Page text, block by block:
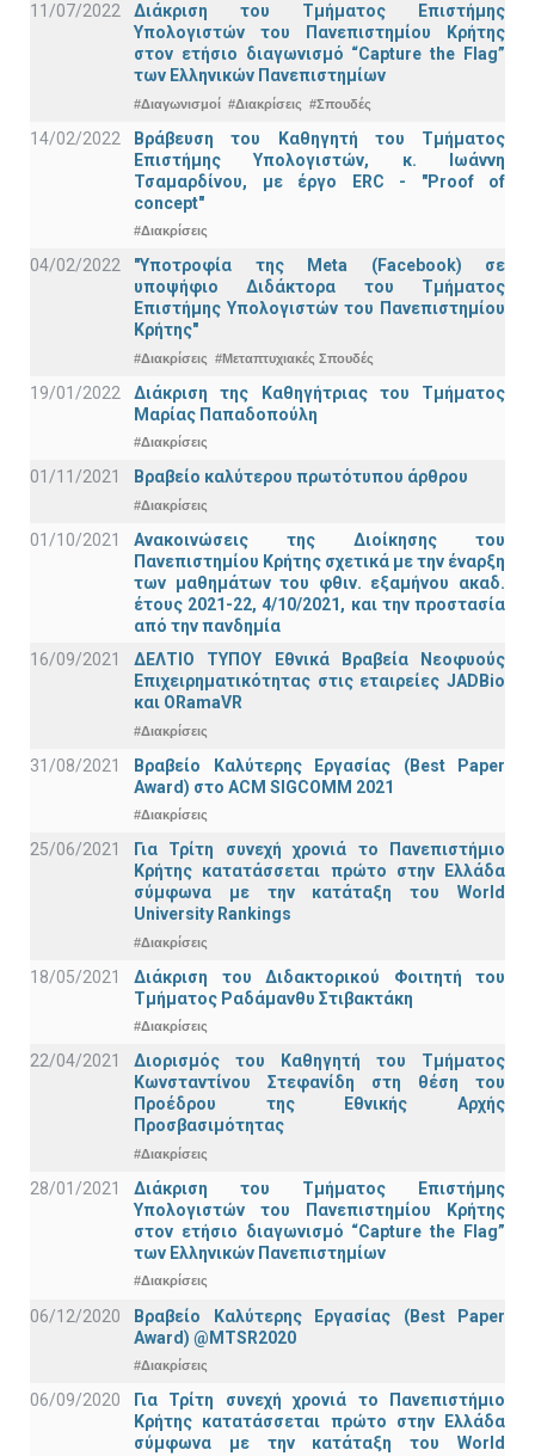
11/07/2022
Διάκριση του Τμήματος Επιστήμης
Υπολογιστών του Πανεπιστημίου Κρήτης
στον ετήσιο διαγωνισμό “Capture the Flag”
των Ελληνικών Πανεπιστημίων
#Διαγωνισμοί #Διακρίσεις #Σπουδές
14/02/2022
Βράβευση του Καθηγητή του Τμήματος
Επιστήμης Υπολογιστών, κ. Ιωάννη
Τσαμαρδίνου, με έργο ERC - "Proof of
concept"
#Διακρίσεις
04/02/2022
"Υποτροφία της Meta (Facebook) σε
υποψήφιο Διδάκτορα του Τμήματος
Επιστήμης Υπολογιστών του Πανεπιστημίου
Κρήτης"
#Διακρίσεις #Μεταπτυχιακές Σπουδές
19/01/2022
Διάκριση της Καθηγήτριας του Τμήματος
Μαρίας Παπαδοπούλη
#Διακρίσεις
01/11/2021 Bραβείο καλύτερου πρωτότυπου άρθρου
#Διακρίσεις
01/10/2021
Ανακοινώσεις της Διοίκησης του
Πανεπιστημίου Κρήτης σχετικά με την έναρξη
των μαθημάτων του φθιν. εξαμήνου ακαδ.
έτους 2021-22, 4/10/2021, και την προστασία
από την πανδημία
16/09/2021
ΔΕΛΤΙΟ ΤΥΠΟΥ Εθνικά Βραβεία Νεοφυούς
Επιχειρηματικότητας στις εταιρείες JADBio
και ORamaVR
#Διακρίσεις
31/08/2021
Βραβείο Καλύτερης Εργασίας (Best Paper
Award) στο ACM SIGCOMM 2021
#Διακρίσεις
25/06/2021
Για Τρίτη συνεχή χρονιά το Πανεπιστήμιο
Κρήτης κατατάσσεται πρώτο στην Ελλάδα
σύμφωνα με την κατάταξη του World
University Rankings
#Διακρίσεις
18/05/2021
Διάκριση του Διδακτορικού Φοιτητή του
Τμήματος Ραδάμανθυ Στιβακτάκη
#Διακρίσεις
22/04/2021
Διορισμός του Καθηγητή του Τμήματος
Κωνσταντίνου Στεφανίδη στη θέση του
Προέδρου της Εθνικής Αρχής
Προσβασιμότητας
#Διακρίσεις
28/01/2021
Διάκριση του Τμήματος Επιστήμης
Υπολογιστών του Πανεπιστημίου Κρήτης
στον ετήσιο διαγωνισμό “Capture the Flag”
των Ελληνικών Πανεπιστημίων
#Διακρίσεις
06/12/2020
Βραβείο Καλύτερης Εργασίας (Best Paper
Award) @MTSR2020
#Διακρίσεις
06/09/2020
Για Τρίτη συνεχή χρονιά το Πανεπιστήμιο
Κρήτης κατατάσσεται πρώτο στην Ελλάδα
σύμφωνα με την κατάταξη του World